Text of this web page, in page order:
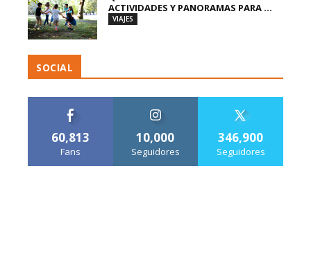
ACTIVIDADES Y PANORAMAS PARA ...
VIAJES
SOCIAL
60,813
Fans
10,000
Seguidores
346,900
Seguidores